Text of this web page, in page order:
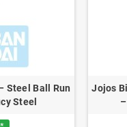
Steel Ball Run
Steel
Jojos